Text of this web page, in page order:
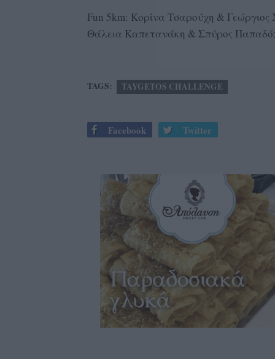
Fun 5km: Κορίνα Τσαρούχη &
Θάλεια Καπετανάκη & Σπύρος
TAGS: TAYGETOS CHALLENGE
Facebook Twitter